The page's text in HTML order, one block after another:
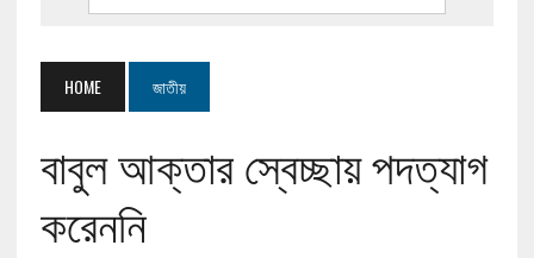
HOME জাতীয়
বাবুল আক্তার স্বেচ্ছায় পদত্যাগ
করেননি